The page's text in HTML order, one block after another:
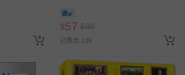
$57 $80
已售出 135